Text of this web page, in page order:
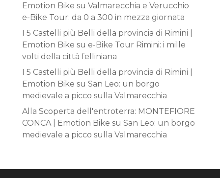
Emotion Bike su Valmarecchia e Verucchio
e-Bike Tour: da 0 a 300 in mezza giornata
I 5 Castelli più Belli della provincia di Rimini |
Emotion Bike su e-Bike Tour Rimini: i mille
volti della città felliniana
I 5 Castelli più Belli della provincia di Rimini |
Emotion Bike su San Leo: un borgo
medievale a picco sulla Valmarecchia
Alla Scoperta dell'entroterra: MONTEFIORE
CONCA | Emotion Bike su San Leo: un borgo
medievale a picco sulla Valmarecchia